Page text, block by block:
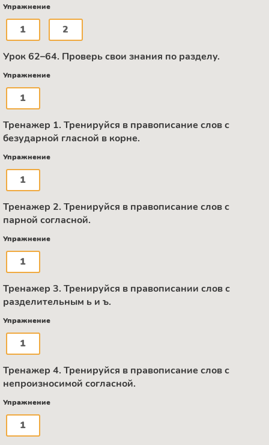
Упражнение
1 2
Урок 62–64. Проверь свои знания по разделу.
Упражнение
1
Тренажер 1. Тренируйся в правописание слов с
безударной гласной в корне.
Упражнение
1
Тренажер 2. Тренируйся в правописание слов с
парной согласной.
Упражнение
1
Тренажер 3. Тренируйся в правописании слов с
разделительным ь и ъ.
Упражнение
1
Тренажер 4. Тренируйся в правописание слов с
непроизносимой согласной.
Упражнение
1